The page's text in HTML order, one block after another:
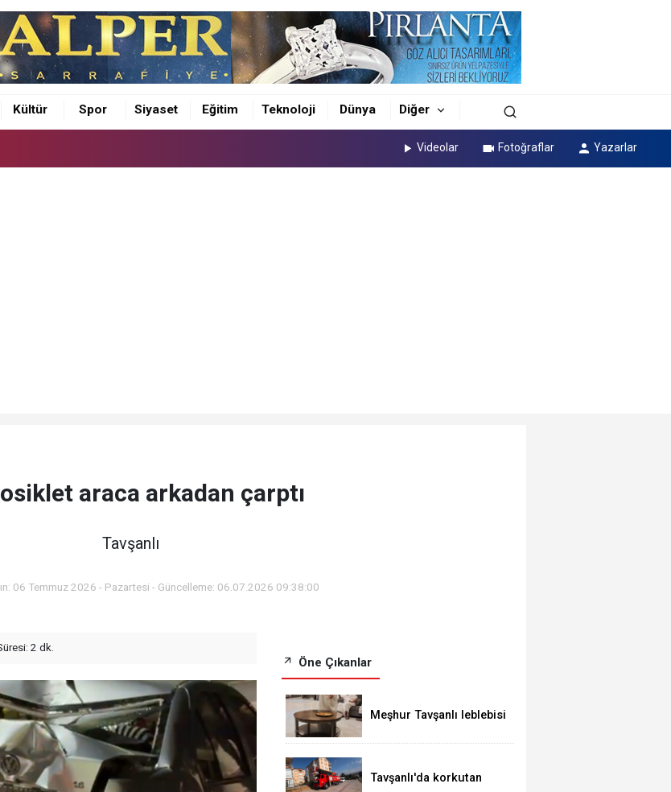
Kültür Spor Siyaset Eğitim Teknoloji Dünya Diğer
Videolar Fotoğraflar Yazarlar
araca arkadan çarptı
Tavşanlı
06 Temmuz 2026 - Pazartesi - Güncelleme: 06.07.2026 09:38:00
2 dk.
Öne Çıkanlar
Meşhur Tavşanlı leblebisi
Tavşanlı'da korkutan